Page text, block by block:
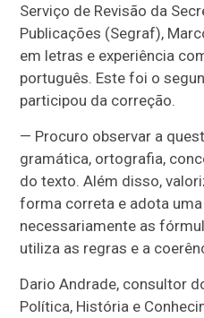
Serviço de Revisão da
Publicações (Segraf),
em letras e experiência
português. Este foi o
participou da correção.
— Procuro observar a
gramática, ortografia,
do texto. Além disso,
forma correta e adota
necessariamente as
utiliza as regras e a
Dario Andrade, consultor
Política, História e